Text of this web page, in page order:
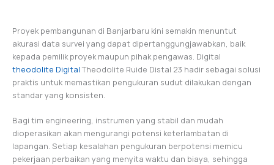
Proyek pembangunan di Banjarbaru kini semakin menuntut
akurasi data survei yang dapat dipertanggungjawabkan, baik
kepada pemilik proyek maupun pihak pengawas. Digital
theodolite Digital Theodolite Ruide Distal 23 hadir sebagai solusi
praktis untuk memastikan pengukuran sudut dilakukan dengan
standar yang konsisten.
Bagi tim engineering, instrumen yang stabil dan mudah
dioperasikan akan mengurangi potensi keterlambatan di
lapangan. Setiap kesalahan pengukuran berpotensi memicu
pekerjaan perbaikan yang menyita waktu dan biaya, sehingga